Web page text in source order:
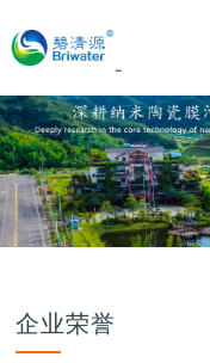
企业荣誉